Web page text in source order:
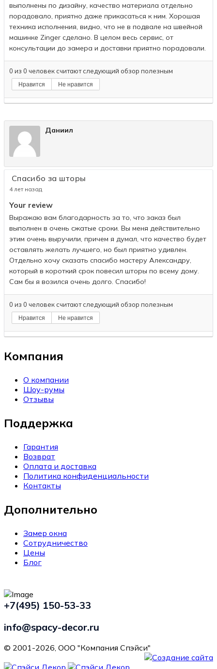
выполнены по дизайну, качество материала отдельно
порадовало, приятно даже прикасаться к ним. Хорошая
техника исполнения, видно, что не в подвале на швейной
машинке Zinger сделано. В целом весь сервис, от
консультации до замера и доставки приятно порадовали.
0 из 0 человек считают следующий обзор полезным
Нравится Не нравится
Даниил
Спасибо за шторы
4 лет назад
Your review
Выражаю вам благодарность за то, что заказ был
выполнен в очень сжатые сроки. Вы меня действительно
этим очень выручили, причем я думал, что качество будет
оставлять желать лучшего, но был приятно удивлен.
Отдельно хочу сказать спасибо мастеру Александру,
который в короткий срок повесил шторы по всему дому.
Сам бы я возился очень долго. Спасибо!
0 из 0 человек считают следующий обзор полезным
Нравится Не нравится
Компания
О компании
Шоу-румы
Отзывы
Поддержка
Гарантия
Возврат
Оплата и доставка
Политика конфиденциальности
Контакты
Дополнительно
Замер окна
Сотрудничество
Цены
Блог
+7(495) 150-53-33
info@spacy-decor.ru
© 2001-2026, ООО "Компания Спэйси"